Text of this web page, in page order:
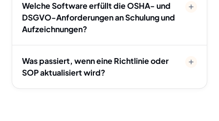
Welche Software erfüllt die OSHA- und
DSGVO-Anforderungen an Schulung und
Aufzeichnungen?
Was passiert, wenn eine Richtlinie oder
SOP aktualisiert wird?